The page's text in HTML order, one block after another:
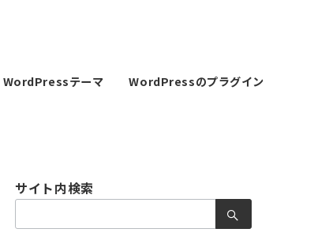
WordPressテーマ WordPressのプラグイン
サイト内検索
索：